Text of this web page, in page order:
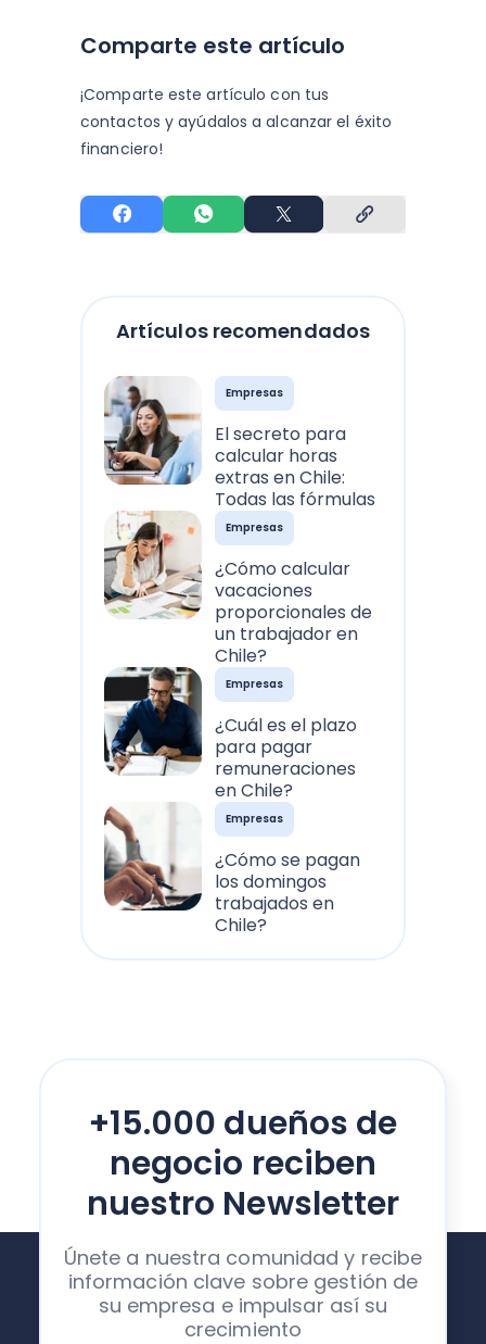
Comparte este artículo
¡Comparte este artículo con tus
contactos y ayúdalos a alcanzar el éxito
financiero!
Artículos recomendados
Empresas
El secreto para
calcular horas
extras en Chile:
Todas las fórmulas
Empresas
¿Cómo calcular
vacaciones
proporcionales de
un trabajador en
Chile?
Empresas
¿Cuál es el plazo
para pagar
remuneraciones
en Chile?
Empresas
¿Cómo se pagan
los domingos
trabajados en
Chile?
+15.000 dueños de
negocio reciben
nuestro Newsletter
Únete a nuestra comunidad y recibe
información clave sobre gestión de
su empresa e impulsar así su
crecimiento